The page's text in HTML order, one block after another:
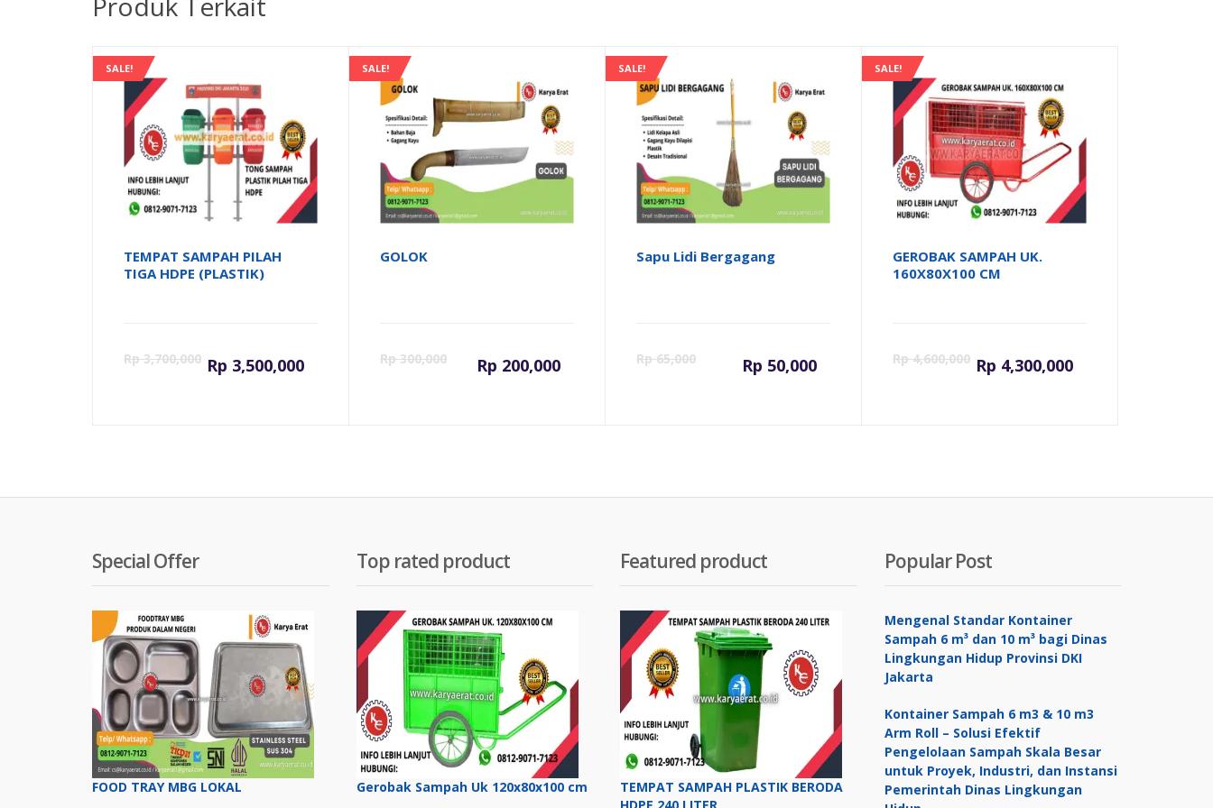
SALE!
TEMPAT SAMPAH PILAH
TIGA HDPE (PLASTIK)
Rp3,700,000
Harga
Rp 3,700,000.
Rp 3,500,000
Harga
adalah:
Rp 3,500,000.
SALE!
GOLOK
Rp300,000
Harga
Rp 300,000.
Rp 200,000
Harga
adalah:
Rp 200,000.
SALE!
Sapu Lidi Bergagang
Rp65,000
Harga
Rp 65,000.
Rp 50,000
Harga
adalah:
Rp 50,000.
SALE!
GEROBAK SAMPAH UK.
160X80X100 CM
Rp4,600,000
Rp
Rp 4,300,000
Harga
adalah:
Rp 4,300,000.
Special Offer
FOOD TRAY MBG LOKAL
Top rated product
Gerobak Sampah Uk 120x80x100 cm
Featured product
TEMPAT SAMPAH PLASTIK BERODA
Popular Post
Mengenal Standar Kontainer
Sampah 6 m³ dan 10 m³ bagi Dinas
Lingkungan Hidup Provinsi DKI
Jakarta
Kontainer Sampah 6 m3 & 10 m3
Arm Roll – Solusi Efektif
Pengelolaan Sampah Skala Besar
untuk Proyek, Industri, dan Instansi
Pemerintah Dinas Lingkungan